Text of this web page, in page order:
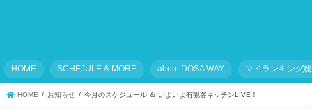
HOME SCHEJULE & MORE about DOSA WAY マイランキング
HOME お知らせ 今月のスケジュール ＆ いよいよ有観客キッチンLIVE！